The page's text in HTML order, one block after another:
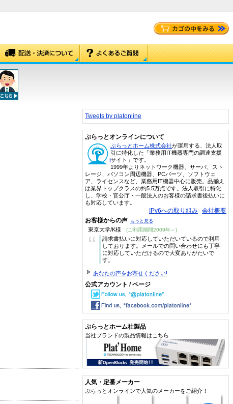
Tweets by platonline
ぷらっとオンラインについて
ぷらっとホーム株式会社が運用する、法人取
引に特化した「業務用IT機器専門の調達支援
サイト」です。
1999年よりネットワーク機器、サーバ、スト
レージ、パソコン周辺機器、PCパーツ、ソフトウェ
ア、ライセンスなど、業務用IT機器中心に販売。品揃え
は業界トップクラスの約5.5万点です。法人取引に特化
し、学校・官公庁・一般法人のお客様の請求書後払いに
も対応しています。
IPv6への取り組み 会社概要
お客様からの声 もっと見る
東京大学/K様 (ご利用期間2009年～)
“
請求書払いに対応していただいているので利用
しております。メールでの問い合わせにも丁寧
に対応していただけるので大変ありがたいで
す。
あなたの声をお寄せください!
公式アカウント / ページ
ぷらっとホーム社製品
当社ブランドの製品情報はこちら
人気・定番メーカー
ぷらっとオンラインで人気のメーカーをご紹介！